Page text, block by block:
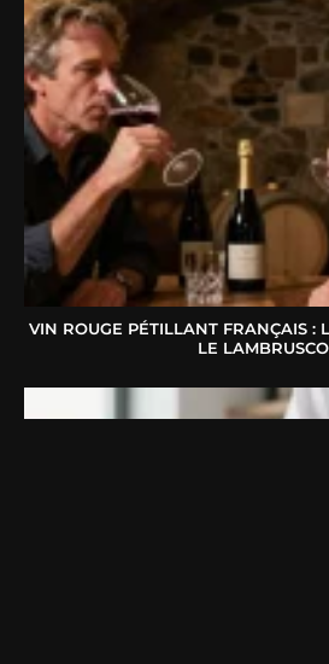
VIN ROUGE PÉTILLANT FRANÇAIS :
LE